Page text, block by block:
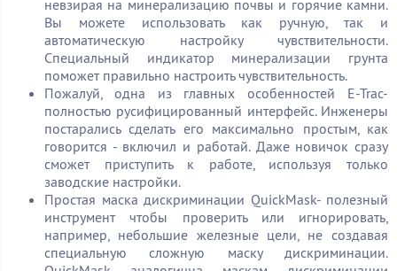
невзирая на минерализацию почвы и горячие камни.
Вы можете использовать как ручную, так и
автоматическую настройку чувствительности.
Специальный индикатор минерализации грунта
поможет правильно настроить чувствительность.
Пожалуй, одна из главных особенностей E-Trac-
полностью русифицированный интерфейс. Инженеры
постарались сделать его максимально простым, как
говорится - включил и работай. Даже новичок сразу
сможет приступить к работе, используя только
заводские настройки.
Простая маска дискриминации QuickMask- полезный
инструмент чтобы проверить или игнорировать,
например, небольшие железные цели, не создавая
специальную сложную маску дискриминации.